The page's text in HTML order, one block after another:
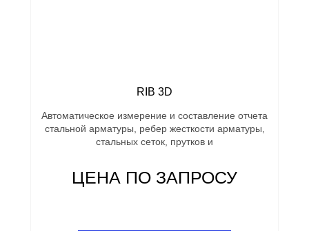
RIB 3D
Автоматическое измерение и составление отчета
стальной арматуры, ребер жесткости арматуры,
стальных сеток, прутков и
ЦЕНА ПО ЗАПРОСУ